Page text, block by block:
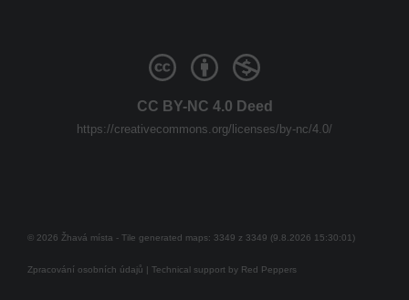
CC BY-NC 4.0 Deed
https://creativecommons.org/licenses/by-nc/4.0/
© 2026 Žhavá místa - Tile generated maps: 3349 z 3349 (9.8.2026 15:30:01)
Zpracování osobních údajů | Technical support by Red Peppers